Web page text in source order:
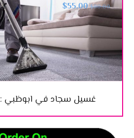
غسيل سجاد في ابوظبي :0545307678
$80.00
$55.00